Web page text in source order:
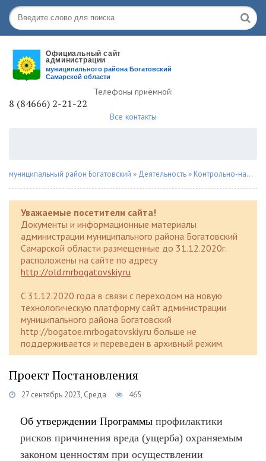
Телефоны приёмной:
8 (84666) 2-21-22
Все контакты
муниципальный район Богатовский » Деятельность » Контрольно-надзорная деятельность
Уважаемые посетители сайта!
Документы и информационные материалы
администрации муниципального района Богатовский
Самарской области размещенные до 31.12.2020г.
расположены на сайте по адресу
http://old.mrbogatovskiy.ru
C 31.12.2020 года в связи с переходом на новую
технологическую платформу сайт администрации
муниципального района Богатовский
http://bogatoe.mrbogatovskiy.ru больше не
поддерживается и переведен в архивный режим.
Проект Постановления
27 сентябрь 2023, Среда 465
Об утверждении Программы профилактики
рисков причинения вреда (ущерба) охраняемым
законом ценностям при осуществлении